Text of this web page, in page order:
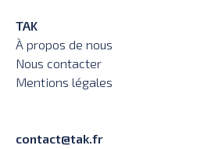
contact@tak.fr
TAK
À propos de nous
Nous contacter
Mentions légales